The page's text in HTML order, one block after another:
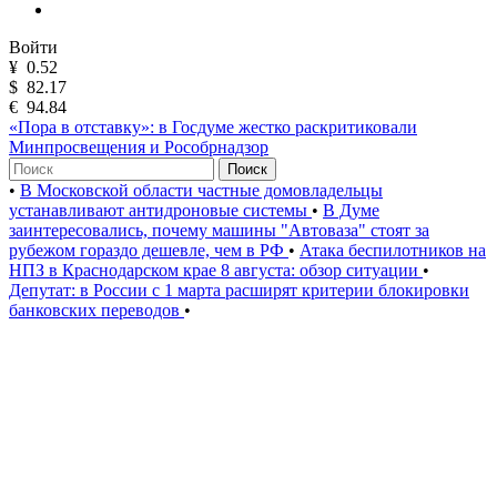
Войти
¥ 0.52
$ 82.17
€ 94.84
«Пора в отставку»: в Госдуме жестко раскритиковали
Минпросвещения и Рособрнадзор
Поиск
• В Московской области частные домовладельцы
устанавливают антидроновые системы • В Думе
заинтересовались, почему машины "Автоваза" стоят за
рубежом гораздо дешевле, чем в РФ • Атака беспилотников на
НПЗ в Краснодарском крае 8 августа: обзор ситуации •
Депутат: в России с 1 марта расширят критерии блокировки
банковских переводов •